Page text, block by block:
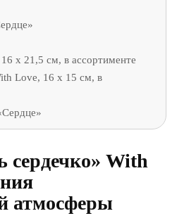
х 21,5 см, в ассортименте
Love, 16 х 15 см, в
сердечко» With
атмосферы